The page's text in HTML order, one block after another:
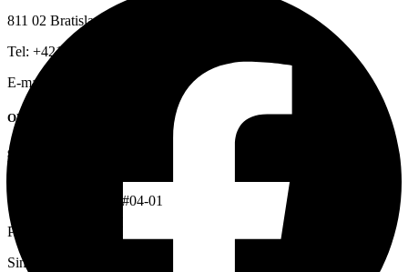
811 02 Bratislava
Tel: +421 908 999 997
E-mail:
OFFICE SINGAPUR
STONEBRIDGE CAPITAL
1 Paya Lebar Link, #04-01
Paya Lebar Quarter
Singapore 408533